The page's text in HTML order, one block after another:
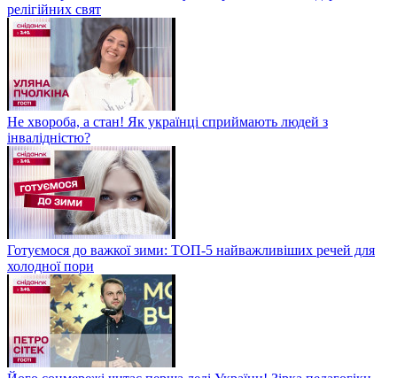
релігійних свят
Не хвороба, а стан! Як українці сприймають людей з
інвалідністю?
Готуємося до важкої зими: ТОП-5 найважливіших речей для
холодної пори